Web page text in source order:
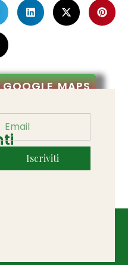
MAPS
Iscriviti